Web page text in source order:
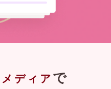
メディア で